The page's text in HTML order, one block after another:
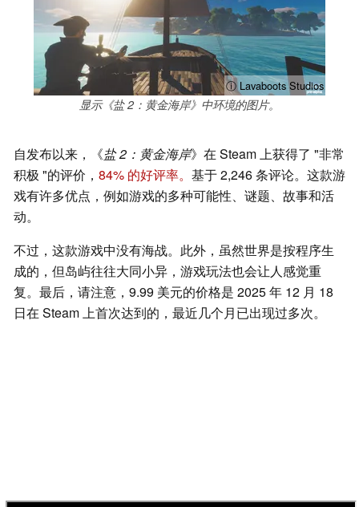
ⓘ Lavaboots Studios
显示《盐 2：黄金海岸》中环境的图片。
自发布以来，《盐 2：黄金海岸》在 Steam 上获得了 "非常
积极 "的评价， 84% 的好评率。 基于 2,246 条评论。这款游
戏有许多优点，例如游戏的多种可能性、谜题、故事和活
动。
不过，这款游戏中没有海战。此外，虽然世界是按程序生
成的，但岛屿往往大同小异，游戏玩法也会让人感觉重
复。最后，请注意，9.99 美元的价格是 2025 年 12 月 18
日在 Steam 上首次达到的，最近几个月已出现过多次。